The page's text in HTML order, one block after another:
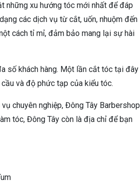
những xu hướng tóc mới nhất để đáp
các dịch vụ từ cắt, uốn, nhuộm đến
cách tỉ mỉ, đảm bảo mang lại sự hài
số khách hàng. Một lần cắt tóc tại đây
và độ phức tạp của kiểu tóc.
chuyên nghiệp, Đông Tây Barbershop
tóc, Đông Tây còn là địa chỉ để bạn